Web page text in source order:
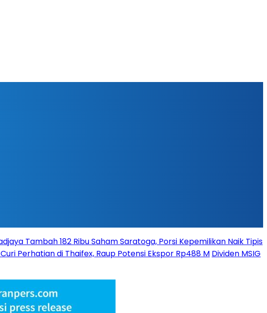
Tambah 182 Ribu Saham Saratoga, Porsi Kepemilikan Naik Tipis
Perhatian di Thaifex, Raup Potensi Ekspor Rp488 M Dividen MSIG